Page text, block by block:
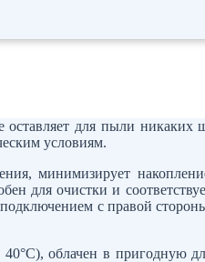
оставляет для пыли никаких
условиям.
минимизирует
для очистки и
с правой
облачен в пригодную